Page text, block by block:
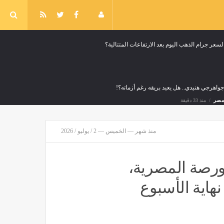
جرام الذهب اليوم بعد الارتفاعات المتتالية؟
جواهرجي هنيدي.. هل يعيد بريقه رغم أزماته؟!
مصر منذ 33 دقيقة
جدول مباريات دوري الجمهورية للناشئين مواليد 2009
مصر
منذ شهر — الخميس — 2 / يوليو / 2026
المصرية،